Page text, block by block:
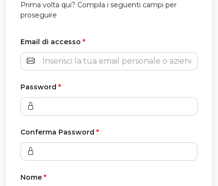
Prima volta qui? Compila i seguenti campi per
proseguire
Email di accesso *
Password *
Conferma Password *
Nome *